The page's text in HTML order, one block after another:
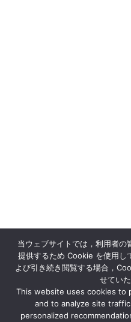
当ウェブサイトでは，利用者の
提供するため Cookie を使用し
よび引き続き閲覧する場合，
せてい
This website uses cookies to
and to analyze site
personalized